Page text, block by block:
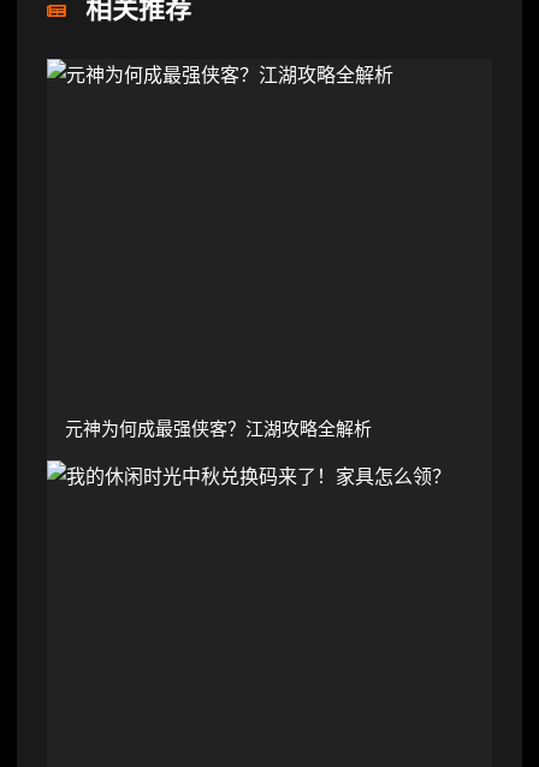
相关推荐
元神为何成最强侠客？江湖攻略全解析